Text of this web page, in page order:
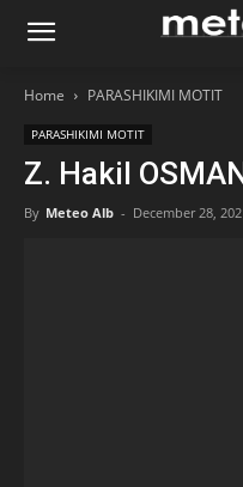
Home PARASHIKIMI MOTIT
PARASHIKIMI MOTIT
Z. Hakil
By Meteo Alb - December 28,